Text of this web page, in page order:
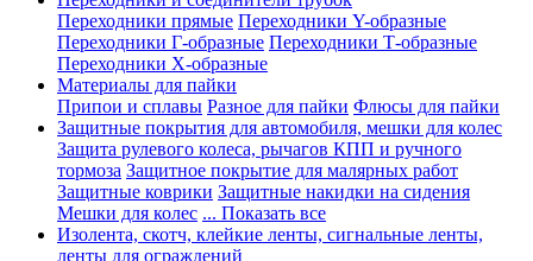
Переходники прямые Переходники Y-образные
Переходники Г-образные Переходники Т-образные
Переходники Х-образные
Материалы для пайки
Припои и сплавы Разное для пайки Флюсы для пайки
Защитные покрытия для автомобиля, мешки для колес
Защита рулевого колеса, рычагов КПП и ручного
тормоза Защитное покрытие для малярных работ
Защитные коврики Защитные накидки на сидения
Мешки для колес ... Показать все
Изолента, скотч, клейкие ленты, сигнальные ленты,
ленты для ограждений